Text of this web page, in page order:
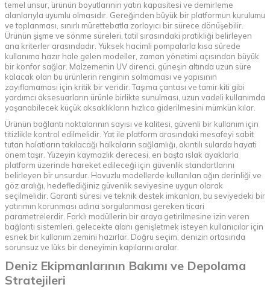
temel unsur, ürünün boyutlarının yatın kapasitesi ve demirleme
alanlarıyla uyumlu olmasıdır. Gereğinden büyük bir platformun kurulumu
ve toplanması, sınırlı mürettebatla zorlayıcı bir sürece dönüşebilir.
Ürünün şişme ve sönme süreleri, tatil sırasındaki pratikliği belirleyen
ana kriterler arasındadır. Yüksek hacimli pompalarla kısa sürede
kullanıma hazır hale gelen modeller, zaman yönetimi açısından büyük
bir konfor sağlar. Malzemenin UV direnci, güneşin altında uzun süre
kalacak olan bu ürünlerin renginin solmaması ve yapısının
zayıflamaması için kritik bir veridir. Taşıma çantası ve tamir kiti gibi
yardımcı aksesuarların ürünle birlikte sunulması, uzun vadeli kullanımda
yaşanabilecek küçük aksaklıkların hızlıca giderilmesini mümkün kılar.
Ürünün bağlantı noktalarının sayısı ve kalitesi, güvenli bir kullanım için
titizlikle kontrol edilmelidir. Yat ile platform arasındaki mesafeyi sabit
tutan halatların takılacağı halkaların sağlamlığı, akıntılı sularda hayati
önem taşır. Yüzeyin kaymazlık derecesi, en başta ıslak ayaklarla
platform üzerinde hareket edileceği için güvenlik standartlarını
belirleyen bir unsurdur. Havuzlu modellerde kullanılan ağın derinliği ve
göz aralığı, hedeflediğiniz güvenlik seviyesine uygun olarak
seçilmelidir. Garanti süresi ve teknik destek imkanları, bu seviyedeki bir
yatırımın korunması adına sorgulanması gereken ticari
parametrelerdir. Farklı modüllerin bir araya getirilmesine izin veren
bağlantı sistemleri, gelecekte alanı genişletmek isteyen kullanıcılar için
esnek bir kullanım zemini hazırlar. Doğru seçim, denizin ortasında
sorunsuz ve lüks bir deneyimin kapılarını aralar.
Deniz Ekipmanlarının Bakımı ve Depolama
Stratejileri